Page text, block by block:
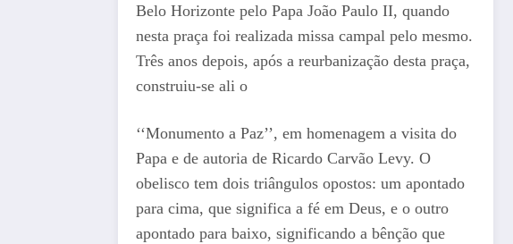
Belo Horizonte pelo Papa João Paulo II, quando
nesta praça foi realizada missa campal pelo mesmo.
Três anos depois, após a reurbanização desta praça,
construiu-se ali o
‘‘Monumento a Paz’’, em homenagem a visita do
Papa e de autoria de Ricardo Carvão Levy. O
obelisco tem dois triângulos opostos: um apontado
para cima, que significa a fé em Deus, e o outro
apontado para baixo, significando a bênção que